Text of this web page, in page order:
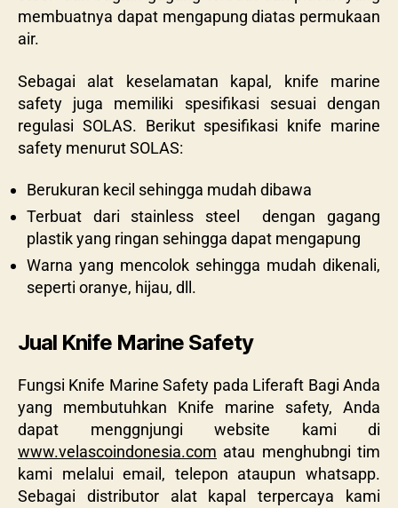
membuatnya dapat mengapung diatas permukaan
air.
Sebagai alat keselamatan kapal, knife marine
safety juga memiliki spesifikasi sesuai dengan
regulasi SOLAS. Berikut spesifikasi knife marine
safety menurut SOLAS:
Berukuran kecil sehingga mudah dibawa
Terbuat dari stainless steel dengan gagang
plastik yang ringan sehingga dapat mengapung
Warna yang mencolok sehingga mudah dikenali,
seperti oranye, hijau, dll.
Jual Knife Marine Safety
Fungsi Knife Marine Safety pada Liferaft Bagi Anda
yang membutuhkan Knife marine safety, Anda
dapat menggnjungi website kami di
www.velascoindonesia.com atau menghubngi tim
kami melalui email, telepon ataupun whatsapp.
Sebagai distributor alat kapal terpercaya kami